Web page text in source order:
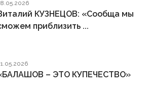
КУЗНЕЦОВ: «Сообща мы
приблизить ...
– ЭТО КУПЕЧЕСТВО»